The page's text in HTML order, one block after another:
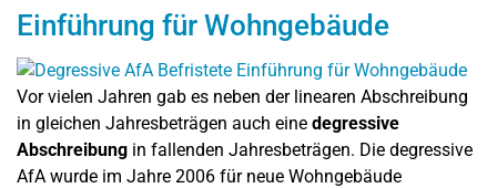
Einführung für Wohngebäude
Vor vielen Jahren gab es neben der linearen Abschreibung
in gleichen Jahresbeträgen auch eine degressive
Abschreibung in fallenden Jahresbeträgen. Die degressive
AfA wurde im Jahre 2006 für neue Wohngebäude